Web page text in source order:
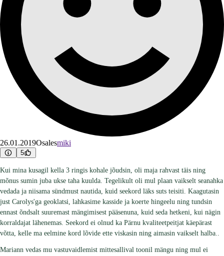
26.01.2019Osalesmiki
5
Kui mina kusagil kella 3 ringis kohale jõudsin, oli maja rahvast täis ning
mõnus sumin juba ukse taha kuulda. Tegelikult oli mul plaan vaikselt seanahka
vedada ja niisama sündmust nautida, kuid seekord läks suts teisiti. Kaagutasin
just Carolys'ga geoklatsi, lahkasime kasside ja koerte hingeelu ning tundsin
ennast õndsalt suuremast mängimisest pääsenuna, kuid seda hetkeni, kui nägin
korraldajat lähenemas. Seekord ei olnud ka Pärnu kvaliteetpeitjat käepärast
võtta, kelle ma eelmine kord lõvide ette viskasin ning aimasin vaikselt halba..
Mariann vedas mu vastuvaidlemist mittesallival toonil mängu ning mul ei